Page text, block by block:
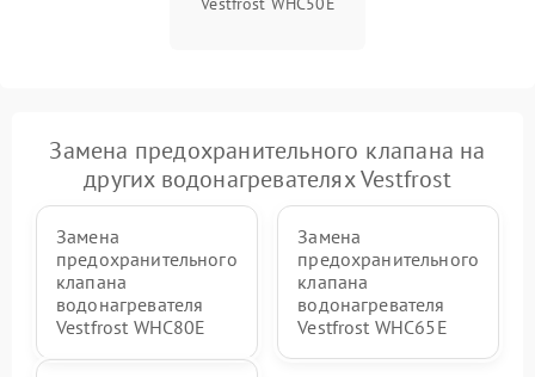
Замена предохранительного клапана на
других водонагревателях Vestfrost
Замена
предохранительного
клапана
водонагревателя
Vestfrost WHC80E
Замена
предохранительного
клапана
водонагревателя
Vestfrost WHC65E